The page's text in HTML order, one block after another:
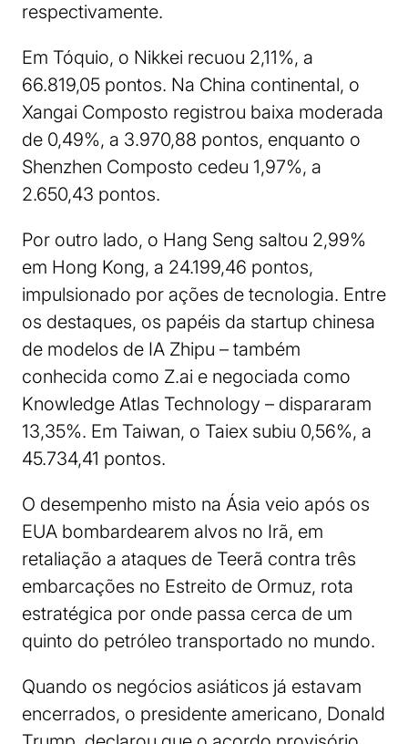
respectivamente.
Em Tóquio, o Nikkei recuou 2,11%, a
66.819,05 pontos. Na China continental, o
Xangai Composto registrou baixa moderada
de 0,49%, a 3.970,88 pontos, enquanto o
Shenzhen Composto cedeu 1,97%, a
2.650,43 pontos.
Por outro lado, o Hang Seng saltou 2,99%
em Hong Kong, a 24.199,46 pontos,
impulsionado por ações de tecnologia. Entre
os destaques, os papéis da startup chinesa
de modelos de IA Zhipu – também
conhecida como Z.ai e negociada como
Knowledge Atlas Technology – dispararam
13,35%. Em Taiwan, o Taiex subiu 0,56%, a
45.734,41 pontos.
O desempenho misto na Ásia veio após os
EUA bombardearem alvos no Irã, em
retaliação a ataques de Teerã contra três
embarcações no Estreito de Ormuz, rota
estratégica por onde passa cerca de um
quinto do petróleo transportado no mundo.
Quando os negócios asiáticos já estavam
encerrados, o presidente americano, Donald